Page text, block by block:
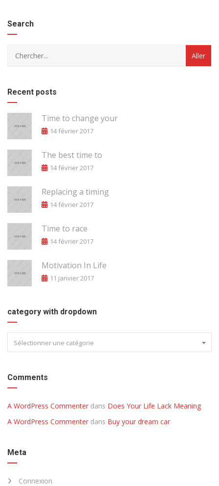
Search
Recent posts
Time to change your
14 février 2017
The best time to
14 février 2017
Replacing a timing
14 février 2017
Time to race
14 février 2017
Motivation In Life
11 janvier 2017
category with dropdown
Sélectionner une catégorie
Comments
A WordPress Commenter dans Does Your Life Lack Meaning
A WordPress Commenter dans Buy your dream car
Meta
Connexion